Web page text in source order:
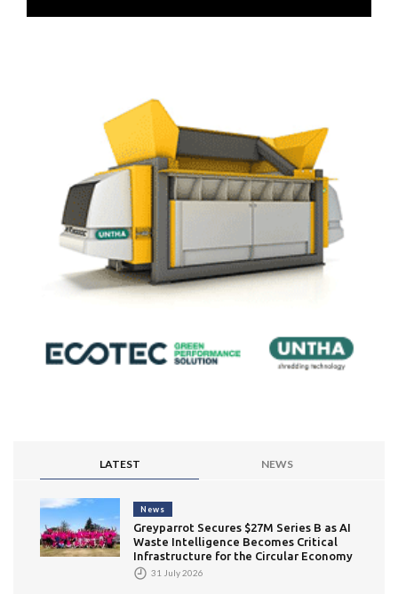
LATEST NEWS
News
Greyparrot Secures $27M Series B as AI
Waste Intelligence Becomes Critical
Infrastructure for the Circular Economy
31 July 2026